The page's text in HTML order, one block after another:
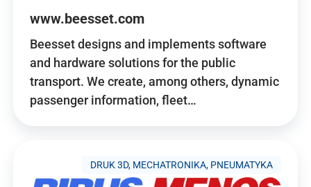
www.beesset.com
Beesset designs and implements software
and hardware solutions for the public
transport. We create, among others, dynamic
passenger information, fleet…
DRUK 3D, MECHATRONIKA, PNEUMATYKA